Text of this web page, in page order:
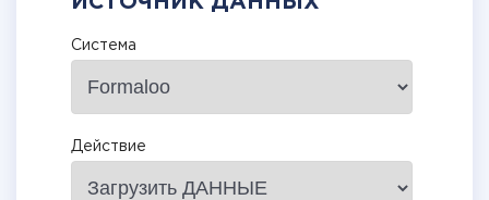
Система
Действие